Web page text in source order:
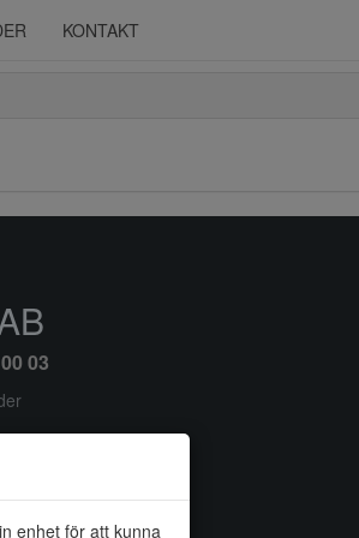
KONTAKT
enhet för att kunna
03